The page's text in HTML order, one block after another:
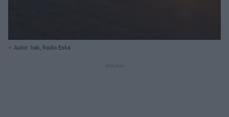
Autor: hak, Radio Eska